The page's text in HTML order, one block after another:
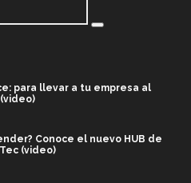
para llevar a tu empresa al
Conoce el nuevo HUB de
(video)